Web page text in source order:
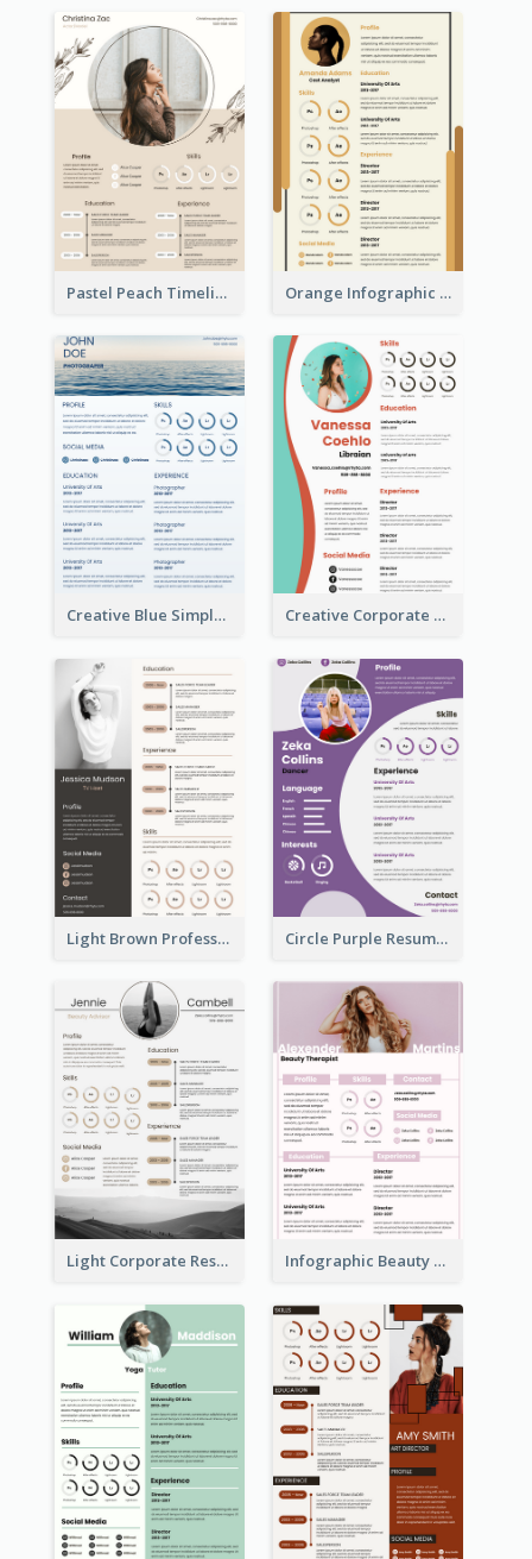
Pastel Peach Timeline Resume Orange Infographic Market Analyst Resume
Creative Blue Simple Resume Creative Corporate Teal Resume
Light Brown Professional Resume Circle Purple Resume
Light Corporate Resume Infographic Beauty Consultant Resume